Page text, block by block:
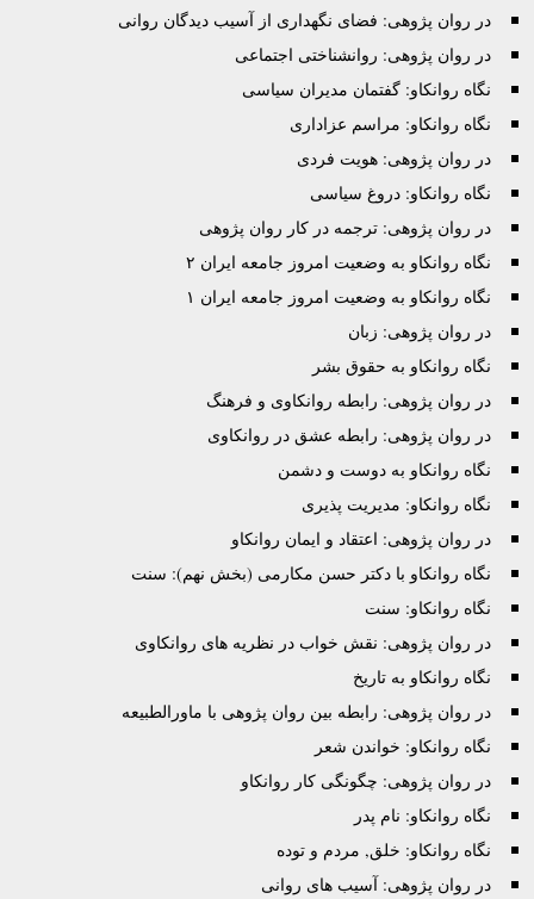
در روان پژوهی: فضای نگهداری از آسیب دیدگان روانی
در روان پژوهی: روانشناختی اجتماعی
نگاه روانکاو: گفتمان مدیران سیاسی
نگاه روانکاو: مراسم عزاداری
در روان پژوهی: هویت فردی
نگاه روانکاو: دروغ سیاسی
در روان پژوهی: ترجمه در کار روان پژوهی
نگاه روانکاو به وضعیت امروز جامعه ایران ۲
نگاه روانکاو به وضعیت امروز جامعه ایران ۱
در روان پژوهی: زبان
نگاه روانکاو به حقوق بشر
در روان پژوهی: رابطه روانکاوی و فرهنگ
در روان پژوهی: رابطه عشق در روانکاوی
نگاه روانکاو به دوست و دشمن
نگاه روانکاو: مدیریت پذیری
در روان پژوهی: اعتقاد و ایمان روانکاو
نگاه روانکاو با دکتر حسن مکارمی (بخش نهم): سنت
نگاه روانکاو: سنت
در روان پژوهی: نقش خواب در نظریه های روانکاوی
نگاه روانکاو به تاریخ
در روان پژوهی: رابطه بین روان پژوهی با ماورالطبیعه
نگاه روانکاو: خواندن شعر
در روان پژوهی: چگونگی کار روانکاو
نگاه روانکاو: نام پدر
نگاه روانکاو: خلق, مردم و توده
در روان پژوهی: آسیب های روانی